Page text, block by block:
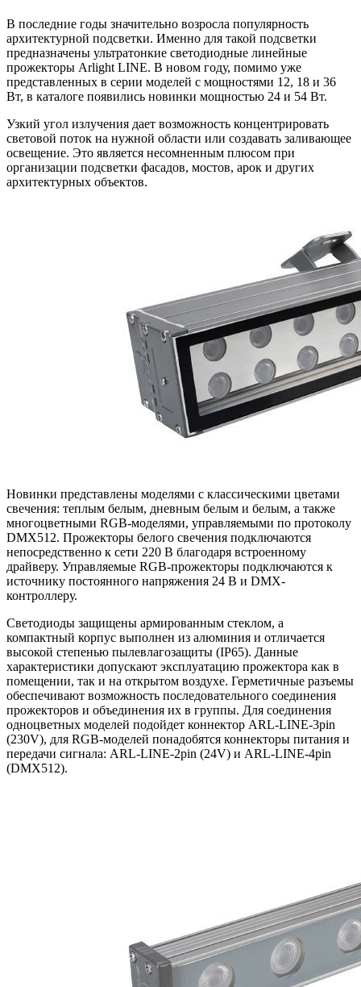
В последние годы значительно возросла популярность
архитектурной подсветки. Именно для такой подсветки
предназначены ультратонкие светодиодные линейные
прожекторы Arlight LINE. В новом году, помимо уже
представленных в серии моделей с мощностями 12, 18 и 36
Вт, в каталоге появились новинки мощностью 24 и 54 Вт.
Узкий угол излучения дает возможность концентрировать
световой поток на нужной области или создавать заливающее
освещение. Это является несомненным плюсом при
организации подсветки фасадов, мостов, арок и других
архитектурных объектов.
Новинки представлены моделями с классическими цветами
свечения: теплым белым, дневным белым и белым, а также
многоцветными RGB-моделями, управляемыми по протоколу
DMX512. Прожекторы белого свечения подключаются
непосредственно к сети 220 В благодаря встроенному
драйверу. Управляемые RGB-прожекторы подключаются к
источнику постоянного напряжения 24 В и DMX-
контроллеру.
Светодиоды защищены армированным стеклом, а
компактный корпус выполнен из алюминия и отличается
высокой степенью пылевлагозащиты (IP65). Данные
характеристики допускают эксплуатацию прожектора как в
помещении, так и на открытом воздухе. Герметичные разъемы
обеспечивают возможность последовательного соединения
прожекторов и объединения их в группы. Для соединения
одноцветных моделей подойдет коннектор ARL-LINE-3pin
(230V), для RGB-моделей понадобятся коннекторы питания и
передачи сигнала: ARL-LINE-2pin (24V) и ARL-LINE-4pin
(DMX512).